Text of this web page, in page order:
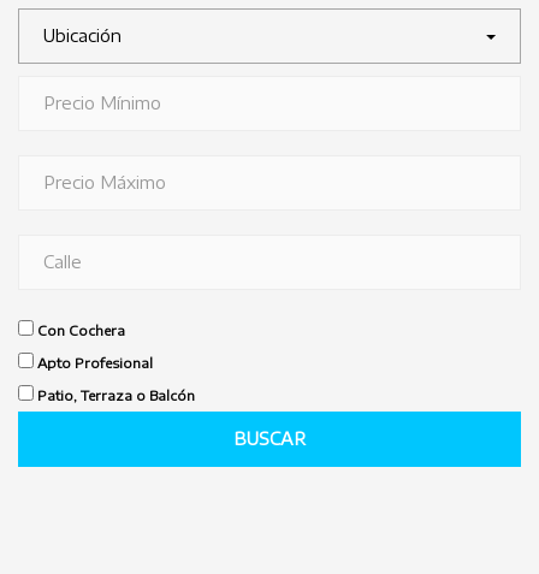
Ubicación
Con Cochera
Apto Profesional
Patio, Terraza o Balcón
BUSCAR